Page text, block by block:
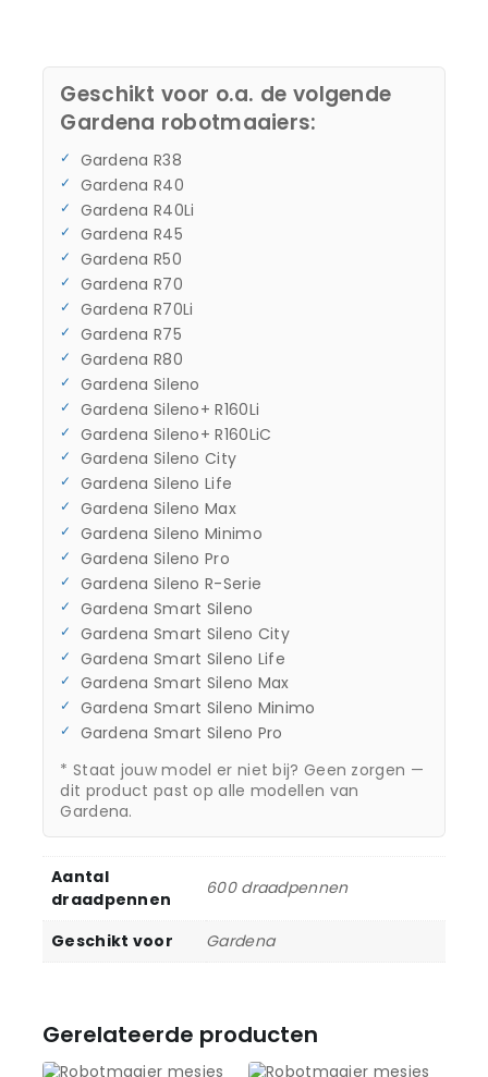
Geschikt voor o.a. de volgende
Gardena robotmaaiers:
Gardena R38
Gardena R40
Gardena R40Li
Gardena R45
Gardena R50
Gardena R70
Gardena R70Li
Gardena R75
Gardena R80
Gardena Sileno
Gardena Sileno+ R160Li
Gardena Sileno+ R160LiC
Gardena Sileno City
Gardena Sileno Life
Gardena Sileno Max
Gardena Sileno Minimo
Gardena Sileno Pro
Gardena Sileno R-Serie
Gardena Smart Sileno
Gardena Smart Sileno City
Gardena Smart Sileno Life
Gardena Smart Sileno Max
Gardena Smart Sileno Minimo
Gardena Smart Sileno Pro
* Staat jouw model er niet bij? Geen zorgen —
dit product past op alle modellen van
Gardena.
Aantal
draadpennen
600 draadpennen
Geschikt voor Gardena
Gerelateerde producten